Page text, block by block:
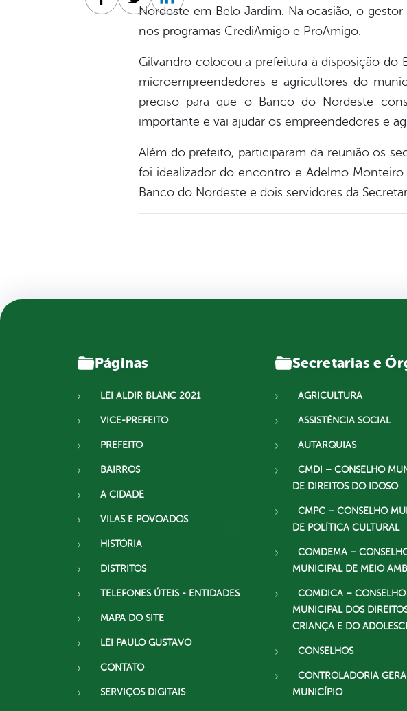
Nordeste em Belo Jardim. Na ocasião, o
nos programas CrediAmigo e ProAmigo.
Gilvandro colocou a prefeitura à disposição do
microempreendedores e agricultores do
preciso para que o Banco do Nordeste
importante e vai ajudar os empreendedores e
Além do prefeito, participaram da reunião os
foi idealizador do encontro e Adelmo
Banco do Nordeste e dois servidores da
Facebook
TwitterLinkedin
Páginas
LEI ALDIR BLANC 2021
VICE-PREFEITO
PREFEITO
BAIRROS
A CIDADE
VILAS E POVOADOS
HISTÓRIA
DISTRITOS
TELEFONES ÚTEIS - ENTIDADES
MAPA DO SITE
LEI PAULO GUSTAVO
CONTATO
SERVIÇOS DIGITAIS
Secretarias e
AGRICULTURA
ASSISTÊNCIA SOCIAL
AUTARQUIAS
CMDI – CONSELHO
DE DIREITOS DO IDOSO
CMPC – CONSELHO
DE POLÍTICA CULTURAL
COMDEMA –
MUNICIPAL DE MEIO
COMDICA – CONSELHO
MUNICIPAL DOS
CRIANÇA E DO
CONSELHOS
CONTROLADORIA
MUNICÍPIO